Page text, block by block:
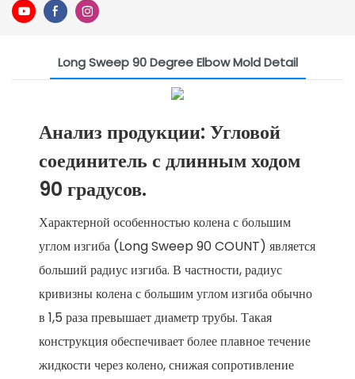
Long Sweep 90 Degree Elbow Mold Detail
Анализ продукции: Угловой
соединитель с длинным ходом
90 градусов.
Характерной особенностью колена с большим
углом изгиба (Long Sweep 90 COUNT) является
больший радиус изгиба. В частности, радиус
кривизны колена с большим углом изгиба обычно
в 1,5 раза превышает диаметр трубы. Такая
конструкция обеспечивает более плавное течение
жидкости через колено, снижая сопротивление